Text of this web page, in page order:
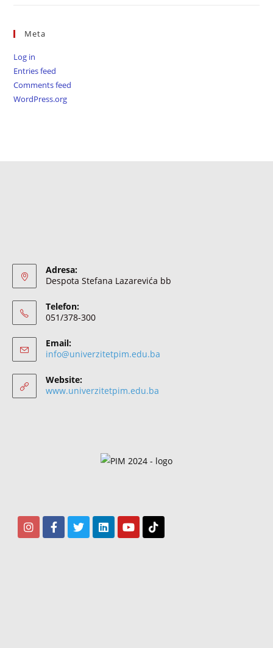
Meta
Log in
Entries feed
Comments feed
WordPress.org
Adresa:
Despota Stefana Lazarevića bb
Telefon:
051/378-300
Email:
info@univerzitetpim.edu.ba
Website:
www.univerzitetpim.edu.ba